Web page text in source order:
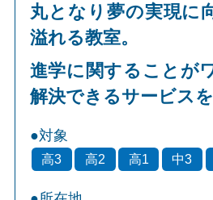
丸となり夢の実現に
溢れる教室。
進学に関することが
解決できるサービス
対象
高3 高2 高1 中3